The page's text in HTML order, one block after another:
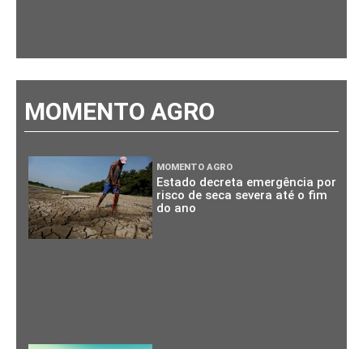
MOMENTO AGRO
MOMENTO AGRO
Estado decreta emergência por
risco de seca severa até o fim
do ano